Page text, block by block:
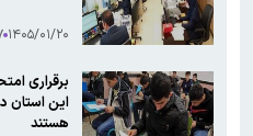
۱۴۰۵/۰۱/۲۰
برقراری
این استان
هستند